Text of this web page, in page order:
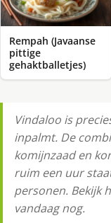
Rempah (Javaanse
pittige
gehaktballetjes)
Vindaloo is
inpalmt. De
komijnzaad en
ruim een uur
personen. Bekijk
vandaag nog.